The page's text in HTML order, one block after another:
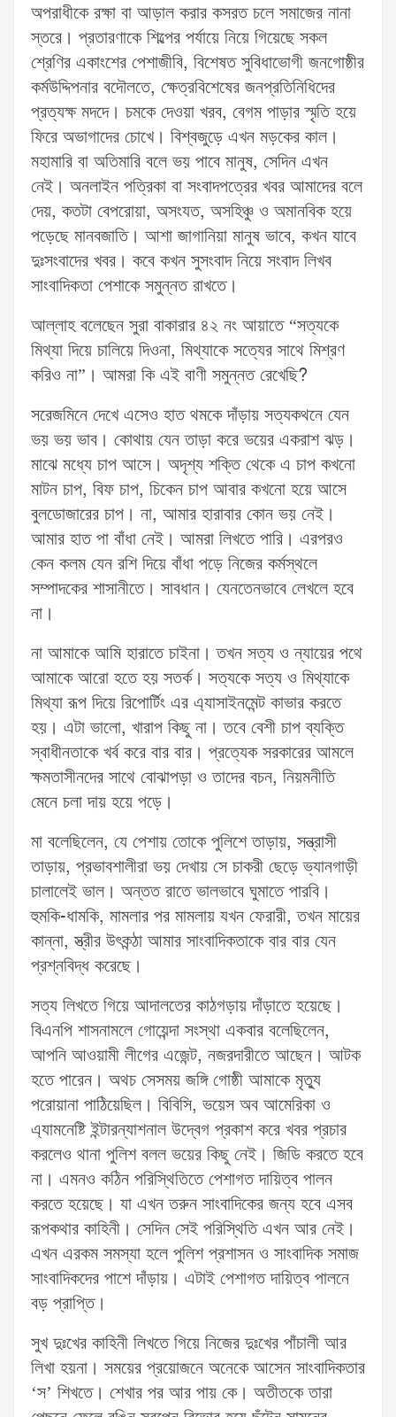
অপরাধীকে রক্ষা বা আড়াল করার কসরত চলে সমাজের নানা
স্তরে। প্রতারণাকে শিল্পের পর্যায়ে নিয়ে গিয়েছে সকল
শ্রেণির একাংশের পেশাজীবি, বিশেষত সুবিধাভোগী জনগোষ্ঠীর
কর্মউদ্দিপনার বদৌলতে, ক্ষেত্রবিশেষের জনপ্রতিনিধিদের
প্রত্যক্ষ মদদে। চমকে দেওয়া খরব, বেগম পাড়ার স্মৃতি হয়ে
ফিরে অভাগাদের চোখে। বিশ্বজুড়ে এখন মড়কের কাল।
মহামারি বা অতিমারি বলে ভয় পাবে মানুষ, সেদিন এখন
নেই। অনলাইন পত্রিকা বা সংবাদপত্রের খবর আমাদের বলে
দেয়, কতটা বেপরোয়া, অসংযত, অসহিঞ্চু ও অমানবিক হয়ে
পড়েছে মানবজাতি। আশা জাগানিয়া মানুষ ভাবে, কখন যাবে
দুঃসংবাদের খবর। কবে কখন সুসংবাদ নিয়ে সংবাদ লিখব
সাংবাদিকতা পেশাকে সমুন্নত রাখতে।
আল্লাহ বলেছেন সুরা বাকারার ৪২ নং আয়াতে “সত্যকে
মিথ্যা দিয়ে চালিয়ে দিওনা, মিথ্যাকে সত্যের সাথে মিশ্রণ
করিও না”। আমরা কি এই বাণী সমুন্নত রেখেছি?
সরেজমিনে দেখে এসেও হাত থমকে দাঁড়ায় সত্যকথনে যেন
ভয় ভয় ভাব। কোথায় যেন তাড়া করে ভয়ের একরাশ ঝড়।
মাঝে মধ্যে চাপ আসে। অদৃশ্য শক্তি থেকে এ চাপ কখনো
মাটন চাপ, বিফ চাপ, চিকেন চাপ আবার কখনো হয়ে আসে
বুলডোজারের চাপ। না, আমার হারাবার কোন ভয় নেই।
আমার হাত পা বাঁধা নেই। আমরা লিখতে পারি। এরপরও
কেন কলম যেন রশি দিয়ে বাঁধা পড়ে নিজের কর্মস্থলে
সম্পাদকের শাসানীতে। সাবধান। যেনতেনভাবে লেখলে হবে
না।
না আমাকে আমি হারাতে চাইনা। তখন সত্য ও ন্যায়ের পথে
আমাকে আরো হতে হয় সতর্ক। সত্যকে সত্য ও মিথ্যাকে
মিথ্যা রূপ দিয়ে রিপোর্টিং এর এ্যাসাইনমেন্ট কাভার করতে
হয়। এটা ভালো, খারাপ কিছু না। তবে বেশী চাপ ব্যক্তি
স্বাধীনতাকে খর্ব করে বার বার। প্রত্যেক সরকারের আমলে
ক্ষমতাসীনদের সাথে বোঝাপড়া ও তাদের বচন, নিয়মনীতি
মেনে চলা দায় হয়ে পড়ে।
মা বলেছিলেন, যে পেশায় তোকে পুলিশে তাড়ায়, সন্ত্রাসী
তাড়ায়, প্রভাবশালীরা ভয় দেখায় সে চাকরী ছেড়ে ভ্যানগাড়ী
চালালেই ভাল। অন্তত রাতে ভালভাবে ঘুমাতে পারবি।
হুমকি-ধামকি, মামলার পর মামলায় যখন ফেরারী, তখন মায়ের
কান্না, স্ত্রীর উৎকন্ঠা আমার সাংবাদিকতাকে বার বার যেন
প্রশ্নবিদ্ধ করেছে।
সত্য লিখতে গিয়ে আদালতের কাঠগড়ায় দাঁড়াতে হয়েছে।
বিএনপি শাসনামলে গোয়েন্দা সংস্থা একবার বলেছিলেন,
আপনি আওয়ামী লীগের এজেন্ট, নজরদারীতে আছেন। আটক
হতে পারেন। অথচ সেসময় জঙ্গি গোষ্ঠী আমাকে মৃত্যু
পরোয়ানা পাঠিয়েছিল। বিবিসি, ভয়েস অব আমেরিকা ও
এ্যামনেষ্টি ইন্টারন্যাশনাল উদ্বেগ প্রকাশ করে খবর প্রচার
করলেও থানা পুলিশ বলল ভয়ের কিছু নেই। জিডি করতে হবে
না। এমনও কঠিন পরিস্থিতিতে পেশাগত দায়িত্ব পালন
করতে হয়েছে। যা এখন তরুন সাংবাদিকের জন্য হবে এসব
রূপকথার কাহিনী। সেদিন সেই পরিস্থিতি এখন আর নেই।
এখন এরকম সমস্যা হলে পুলিশ প্রশাসন ও সাংবাদিক সমাজ
সাংবাদিকদের পাশে দাঁড়ায়। এটাই পেশাগত দায়িত্ব পালনে
বড় প্রাপ্তি।
সুখ দুঃখের কাহিনী লিখতে গিয়ে নিজের দুঃখের পাঁচালী আর
লিখা হয়না। সময়ের প্রয়োজনে অনেকে আসেন সাংবাদিকতার
‘স’ শিখতে। শেখার পর আর পায় কে। অতীতকে তারা